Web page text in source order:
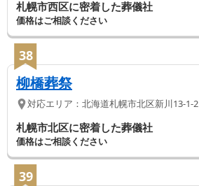
札幌市西区に密着した葬儀社
価格はご相談ください
38
柳橋葬祭
対応エリア： 北海道札幌市北区新川13-1-2
札幌市北区に密着した葬儀社
価格はご相談ください
39